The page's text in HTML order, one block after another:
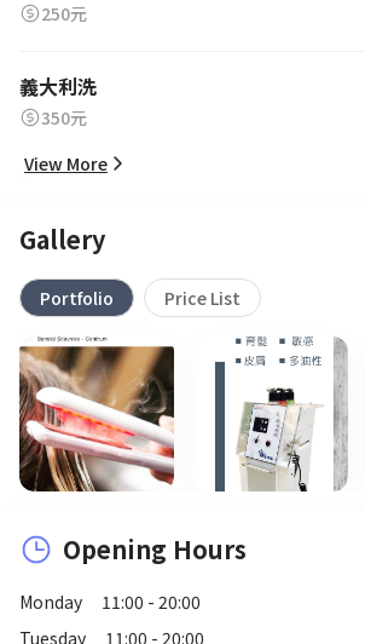
250元
義大利洗
350元
View More
Gallery
Portfolio Price List
Opening Hours
Monday
11:00 - 20:00
Tuesday
11:00 - 20:00